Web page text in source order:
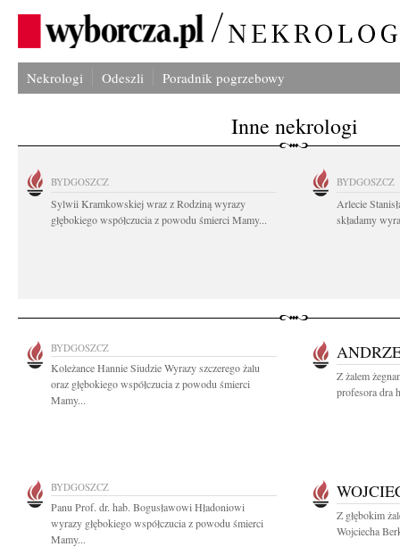
Nekrologi Odeszli Poradnik pogrzebowy
Inne nekrologi
BYDGOSZCZ
Sylwii Kramkowskiej wraz z Rodziną wyrazy
głębokiego współczucia z powodu śmierci Mamy...
BYDGOSZCZ
Arlecie
składamy
BYDGOSZCZ
Koleżance Hannie Siudzie Wyrazy szczerego żalu
oraz głębokiego współczucia z powodu śmierci
Mamy...
Z żalem
profesora dra
BYDGOSZCZ
Panu Prof. dr. hab. Bogusławowi Hładoniowi
wyrazy głębokiego współczucia z powodu śmierci
Mamy...
Z głębokim
Wojciecha